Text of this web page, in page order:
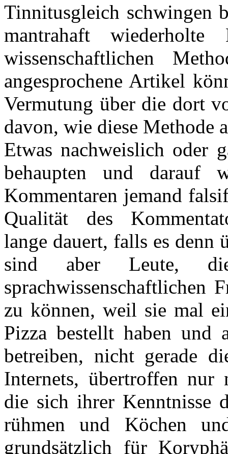
Tinnitusgleich schwingen
mantrahaft wiederholte
wissenschaftlichen
angesprochene Artikel
Vermutung über die dort
davon, wie diese Methode
Etwas nachweislich oder
behaupten und darauf
Kommentaren jemand
Qualität des
lange dauert, falls es denn
sind aber Leute,
sprachwissenschaftlichen
zu können, weil sie mal
Pizza bestellt haben und
betreiben, nicht gerade
Internets, übertroffen nur
die sich ihrer Kenntnisse
rühmen und Köchen
grundsätzlich für